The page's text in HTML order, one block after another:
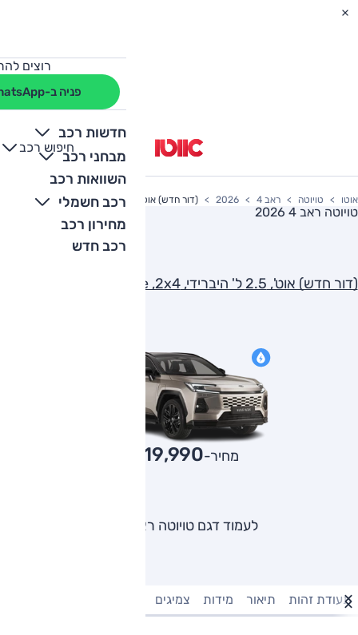
רוצים
פניה ב-WhatsApp
חדשות רכב
מבחני רכב
השוואות רכב
רכב חשמלי
מחירון רכב
רכב חדש
חיפוש רכב
+
-
אוטו טויוטה ראב 4 2026 (דור חדש) אוט', 2.5 ל' היברידי, E-Xperience ,2x4
טויוטה ראב 4 2026
(דור חדש) אוט', 2.5 ל' היברידי, E-Xperience ,2x4
מחיר-₪219,990
לעמוד דגם טויוטה ראב 4
תעודת זהות תיאור מידות צמיגים